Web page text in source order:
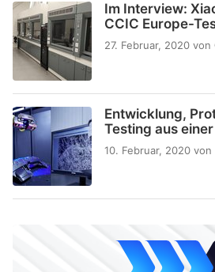
Im Interview:
CCIC Europe-
27. Februar, 2020 von
Entwicklung,
Testing aus
10. Februar, 2020 von